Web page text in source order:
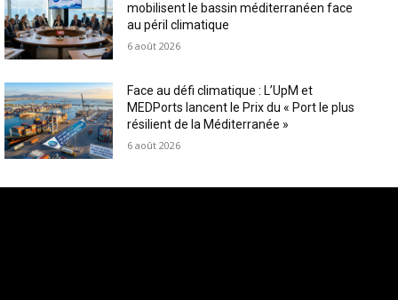
mobilisent le bassin méditerranéen face
au péril climatique
6 août 2026
Face au défi climatique : L’UpM et
MEDPorts lancent le Prix du « Port le plus
résilient de la Méditerranée »
6 août 2026